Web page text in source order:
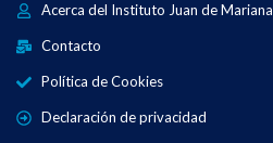
Acerca del Instituto Juan de Mariana
Contacto
Política de Cookies
Declaración de privacidad